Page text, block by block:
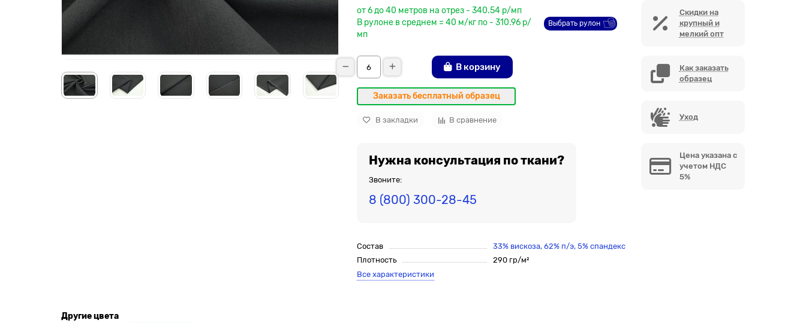
от 6 до 40 метров на отрез - 340.54 р/мп
В рулоне в среднем = 40 м/кг по - 310.96 р/
мп
Выбрать рулон
В корзину
Заказать бесплатный образец
В закладки В сравнение
Нужна консультация по ткани?
Звоните:
8 (800) 300-28-45
Состав
33% вискоза, 62% п/э, 5% спандекс
Плотность
290 гр/м²
Все характеристики
Скидки на
крупный и
мелкий опт
Как заказать
образец
Уход
Цена указана с
учетом НДС
5%
Другие цвета